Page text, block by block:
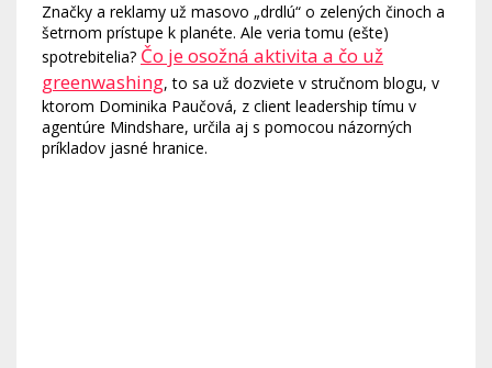
Značky a reklamy už masovo „drdlú“ o zelených činoch a
šetrnom prístupe k planéte. Ale veria tomu (ešte)
spotrebitelia? Čo je osožná aktivita a čo už
greenwashing, to sa už dozviete v stručnom blogu, v
ktorom Dominika Paučová, z client leadership tímu v
agentúre Mindshare, určila aj s pomocou názorných
príkladov jasné hranice.